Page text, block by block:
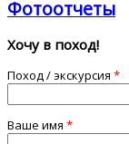
Фотоотчеты
Хочу в поход!
Поход / экскурсия *
Ваше имя *